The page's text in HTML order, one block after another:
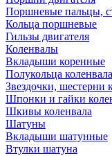
Поршневые пальцы,
Кольца поршневые
Гильзы двигателя
Коленвалы
Вкладыши коренные
Полукольца коленвала
Звездочки, шестерни
Шпонки и гайки
Шкивы коленвала
Шатуны
Вкладыши шатунные
Втулки шатуна